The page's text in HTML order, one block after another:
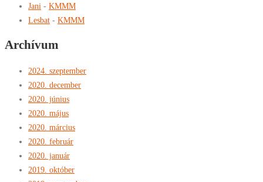
Jani - KMMM
Lesbat - KMMM
Archívum
2024. szeptember
2020. december
2020. június
2020. május
2020. március
2020. február
2020. január
2019. október